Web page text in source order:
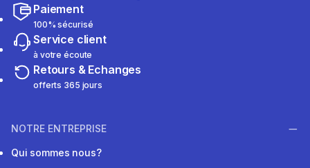
Paiement
100% sécurisé
Service client
à votre écoute
Retours & Echanges
offerts 365 jours
NOTRE ENTREPRISE
Qui sommes nous?